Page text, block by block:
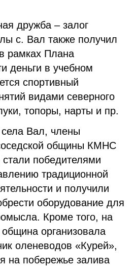
дружба – залог
с. Вал также получил
рамках Плана
деньги в учебном
спортивный
видами северного
топоры, нарты и пр.
Вал, члены
общины КМНС
победителями
традиционной
и получили
оборудование для
Кроме того, на
община организовала
оленеводов «Курей»,
на побережье залива